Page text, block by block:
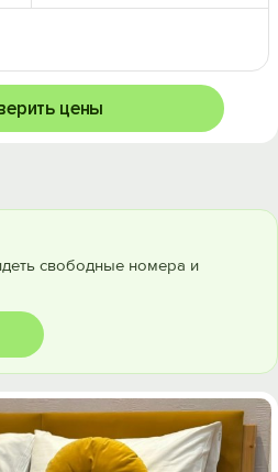
цены
свободные номера и